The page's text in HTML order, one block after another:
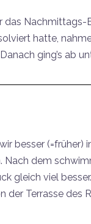
das Nachmittags-
hatte,
ging’s ab
besser (=früher)
Nach dem
gleich viel
der Terrasse des